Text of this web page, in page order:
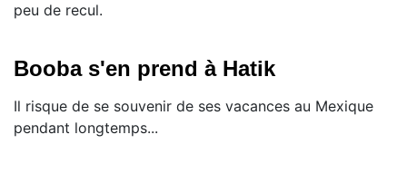
peu de recul.
Booba s'en prend à Hatik
Il risque de se souvenir de ses vacances au Mexique
pendant longtemps...